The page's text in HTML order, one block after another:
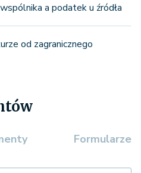
a podatek u źródła
od zagranicznego
Formularze